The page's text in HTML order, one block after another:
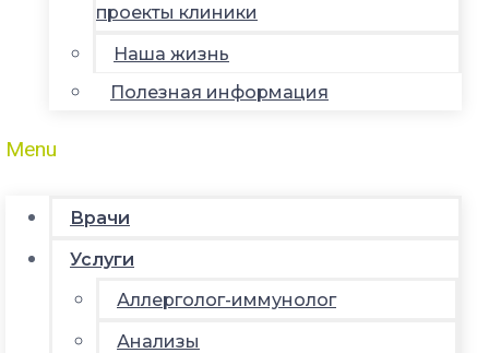
проекты клиники
Наша жизнь
Полезная информация
Menu
Врачи
Услуги
Аллерголог-иммунолог
Анализы